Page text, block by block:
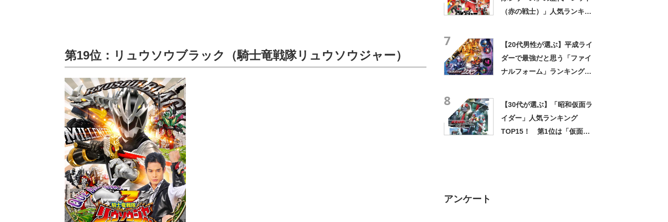
第19位：リュウソウブラック（騎士竜戦隊リュウソウジャー）
（赤の戦士）」人気ランキン
7
【20代男性が選ぶ】平成ライ
ダーで最強だと思う「ファイ
ナルフォーム」ランキング
8
【30代が選ぶ】「昭和仮面ラ
イダー」人気ランキング
TOP15！ 第1位は「仮面ラ
アンケート